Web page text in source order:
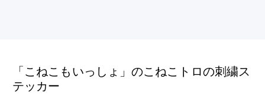
「こねこもいっしょ」のこねこトロの刺繍ス
テッカー